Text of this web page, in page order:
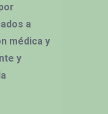
a
médica y
y